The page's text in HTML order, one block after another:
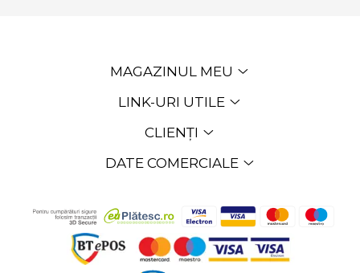
MAGAZINUL MEU
LINK-URI UTILE
CLIENȚI
DATE COMERCIALE